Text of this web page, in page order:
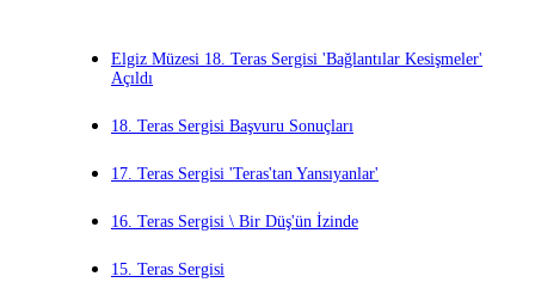
Elgiz Müzesi 18. Teras Sergisi 'Bağlantılar Kesişmeler'
Açıldı
18. Teras Sergisi Başvuru Sonuçları
17. Teras Sergisi 'Teras'tan Yansıyanlar'
16. Teras Sergisi \ Bir Düş'ün İzinde
15. Teras Sergisi